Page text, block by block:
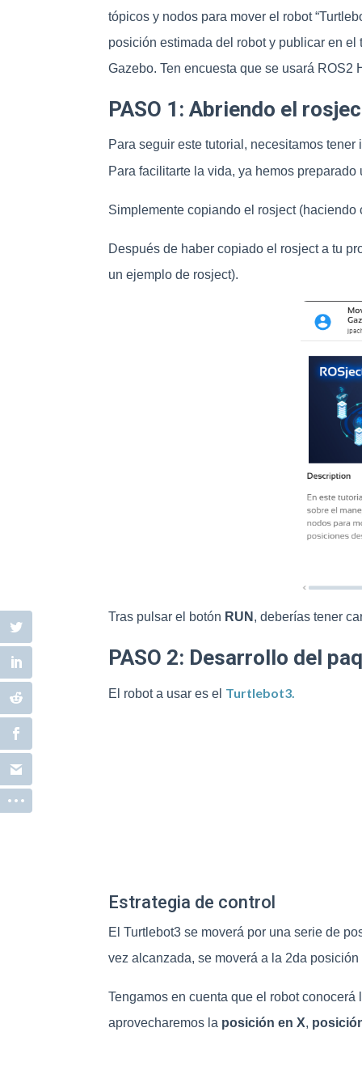
tópicos y nodos para mover el robot
posición estimada del robot y publicar en
Gazebo. Ten encuesta que se usará ROS2
PASO 1: Abriendo el
Para seguir este tutorial, necesitamos
Para facilitarte la vida, ya hemos
Simplemente copiando el rosject
Después de haber copiado el rosject a tu
un ejemplo de rosject).
Tras pulsar el botón RUN , deberías tener
PASO 2: Desarrollo del
El robot a usar es el Turtlebot3.
Estrategia de control
El Turtlebot3 se moverá por una serie de
vez alcanzada, se moverá a la 2da
Tengamos en cuenta que el robot
aprovecharemos la posición en X,